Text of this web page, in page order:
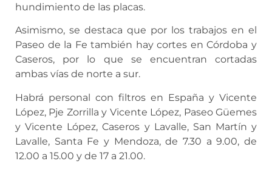
hundimiento de las placas.
Asimismo, se destaca que por los trabajos en el
Paseo de la Fe también hay cortes en Córdoba y
Caseros, por lo que se encuentran cortadas
ambas vías de norte a sur.
Habrá personal con filtros en España y Vicente
López, Pje Zorrilla y Vicente López, Paseo Güemes
y Vicente López, Caseros y Lavalle, San Martín y
Lavalle, Santa Fe y Mendoza, de 7.30 a 9.00, de
12.00 a 15.00 y de 17 a 21.00.